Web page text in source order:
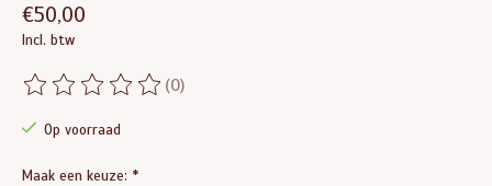
€50,00
Incl. btw
De beoordeling van dit product is
(0)
Op voorraad
Maak een keuze: *